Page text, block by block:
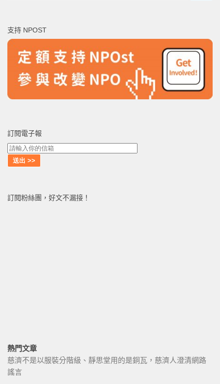
字:
支持 NPOST
訂閱電子報
訂閱粉絲團，好文不漏接！
熱門文章
慈濟不是以服裝分階級、靜思堂用的是銅瓦，慈濟人澄清網路
謠言